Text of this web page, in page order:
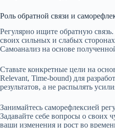
Роль обратной связи и
Регулярно ищите обратную
своих сильных и слабых
Самоанализ на основе
Ставьте конкретные цели на
Relevant, Time-bound) для
результатов, а не распылять
Занимайтесь саморефлексией
Задавайте себе вопросы о своих
ваши изменения и рост во